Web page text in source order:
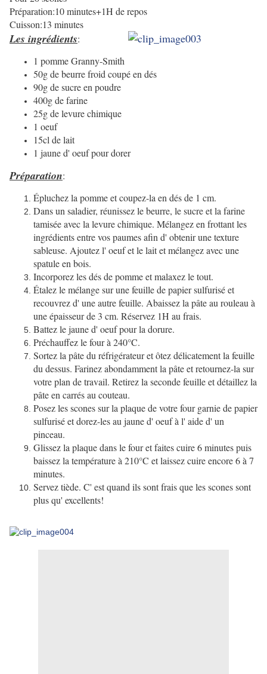
Préparation:10 minutes+1H de repos
Cuisson:13 minutes
Les ingrédients:
1 pomme Granny-Smith
50g de beurre froid coupé en dés
90g de sucre en poudre
400g de farine
25g de levure chimique
1 oeuf
15cl de lait
1 jaune d' oeuf pour dorer
Préparation:
Épluchez la pomme et coupez-la en dés de 1 cm.
Dans un saladier, réunissez le beurre, le sucre et la farine
tamisée avec la levure chimique. Mélangez en frottant les
ingrédients entre vos paumes afin d' obtenir une texture
sableuse. Ajoutez l' oeuf et le lait et mélangez avec une
spatule en bois.
Incorporez les dés de pomme et malaxez le tout.
Étalez le mélange sur une feuille de papier sulfurisé et
recouvrez d' une autre feuille. Abaissez la pâte au rouleau à
une épaisseur de 3 cm. Réservez 1H au frais.
Battez le jaune d' oeuf pour la dorure.
Préchauffez le four à 240°C.
Sortez la pâte du réfrigérateur et ôtez délicatement la feuille
du dessus. Farinez abondamment la pâte et retournez-la sur
votre plan de travail. Retirez la seconde feuille et détaillez la
pâte en carrés au couteau.
Posez les scones sur la plaque de votre four garnie de papier
sulfurisé et dorez-les au jaune d' oeuf à l' aide d' un
pinceau.
Glissez la plaque dans le four et faites cuire 6 minutes puis
baissez la température à 210°C et laissez cuire encore 6 à 7
minutes.
Servez tiède. C' est quand ils sont frais que les scones sont
plus qu' excellents!